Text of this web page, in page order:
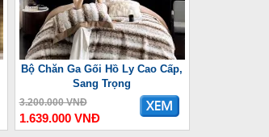
Bộ Chăn Ga Gối Hồ Ly Cao Cấp,
Sang Trọng
3.200.000 VNĐ
1.639.000 VNĐ